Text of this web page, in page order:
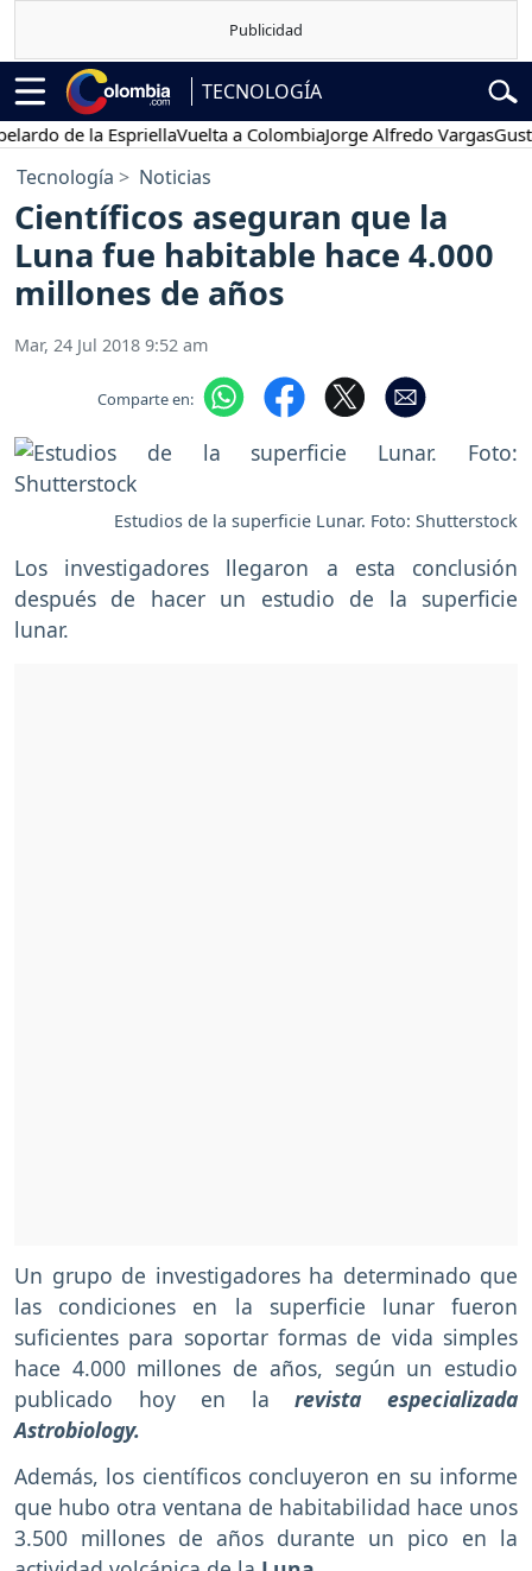
TECNOLOGÍA
de la EspriellaVuelta a ColombiaJorge Alfredo VargasGustavo
Tecnología Noticias
Científicos aseguran que la
Luna fue habitable hace 4.000
millones de años
Mar, 24 Jul 2018 9:52 am
Comparte en:
Estudios de la superficie Lunar. Foto: Shutterstock
Los investigadores llegaron a esta conclusión
después de hacer un estudio de la superficie
lunar.
Un grupo de investigadores ha determinado que
las condiciones en la superficie lunar fueron
suficientes para soportar formas de vida simples
hace 4.000 millones de años, según un estudio
publicado hoy en larevista especializada
Astrobiology.
Además, los científicos concluyeron en su informe
que hubo otra ventana de habitabilidad hace unos
3.500 millones de años durante un pico en la